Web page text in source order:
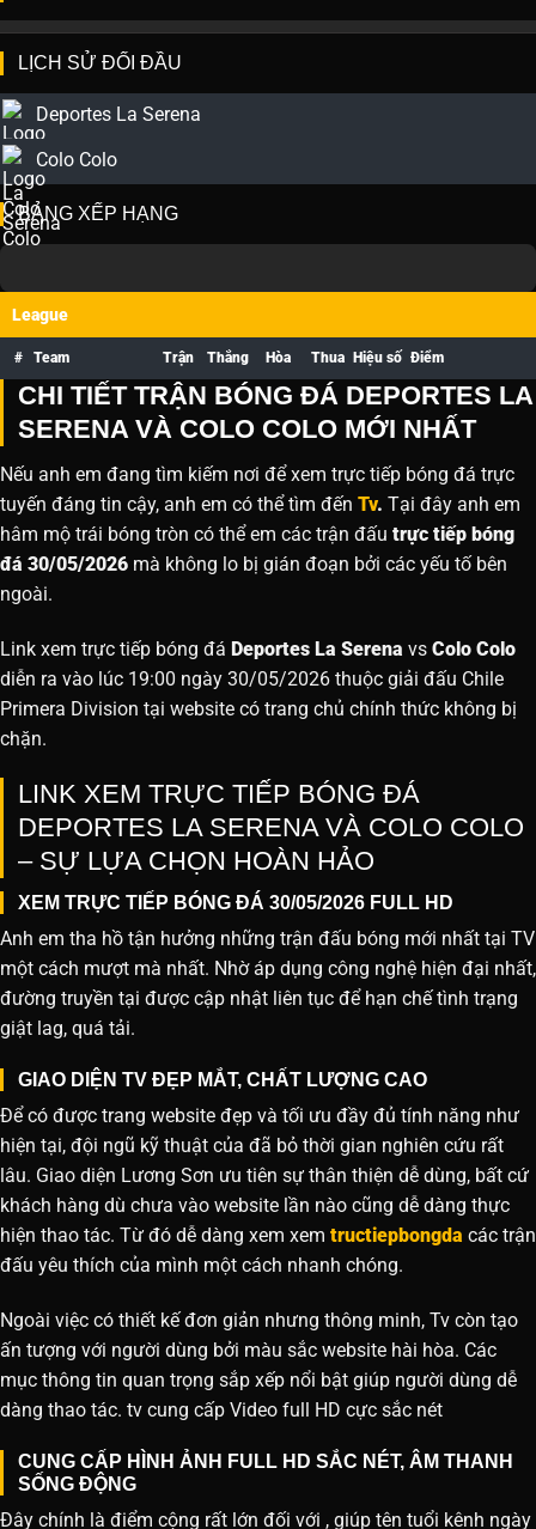
LỊCH SỬ ĐỐI ĐẦU
Deportes La Serena
Colo Colo
BẢNG XẾP HẠNG
League
# Team Trận Thắng Hòa Thua Hiệu số Điểm
CHI TIẾT TRẬN BÓNG ĐÁ DEPORTES LA
SERENA VÀ COLO COLO MỚI NHẤT
Nếu anh em đang tìm kiếm nơi để xem trực tiếp bóng đá trực
tuyến đáng tin cậy, anh em có thể tìm đến Tv. Tại đây anh em
hâm mộ trái bóng tròn có thể em các trận đấu trực tiếp bóng
đá 30/05/2026 mà không lo bị gián đoạn bởi các yếu tố bên
ngoài.
Link xem trực tiếp bóng đá Deportes La Serena vs Colo Colo
diễn ra vào lúc 19:00 ngày 30/05/2026 thuộc giải đấu Chile
Primera Division tại website có trang chủ chính thức không bị
chặn.
LINK XEM TRỰC TIẾP BÓNG ĐÁ
DEPORTES LA SERENA VÀ COLO COLO
– SỰ LỰA CHỌN HOÀN HẢO
XEM TRỰC TIẾP BÓNG ĐÁ 30/05/2026 FULL HD
Anh em tha hồ tận hưởng những trận đấu bóng mới nhất tại TV
một cách mượt mà nhất. Nhờ áp dụng công nghệ hiện đại nhất,
đường truyền tại được cập nhật liên tục để hạn chế tình trạng
giật lag, quá tải.
GIAO DIỆN TV ĐẸP MẮT, CHẤT LƯỢNG CAO
Để có được trang website đẹp và tối ưu đầy đủ tính năng như
hiện tại, đội ngũ kỹ thuật của đã bỏ thời gian nghiên cứu rất
lâu. Giao diện Lương Sơn ưu tiên sự thân thiện dễ dùng, bất cứ
khách hàng dù chưa vào website lần nào cũng dễ dàng thực
hiện thao tác. Từ đó dễ dàng xem xem tructiepbongda các trận
đấu yêu thích của mình một cách nhanh chóng.
Ngoài việc có thiết kế đơn giản nhưng thông minh, Tv còn tạo
ấn tượng với người dùng bởi màu sắc website hài hòa. Các
mục thông tin quan trọng sắp xếp nổi bật giúp người dùng dễ
dàng thao tác. tv cung cấp Video full HD cực sắc nét
CUNG CẤP HÌNH ẢNH FULL HD SẮC NÉT, ÂM THANH
SỐNG ĐỘNG
Đây chính là điểm cộng rất lớn đối với , giúp tên tuổi kênh ngày